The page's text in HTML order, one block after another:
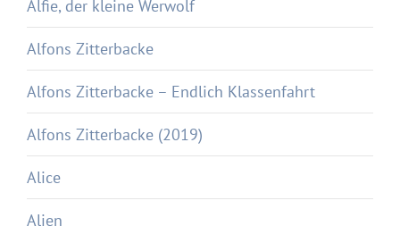
Alfie, der kleine Werwolf
Alfons Zitterbacke
Alfons Zitterbacke – Endlich Klassenfahrt
Alfons Zitterbacke (2019)
Alice
Alien